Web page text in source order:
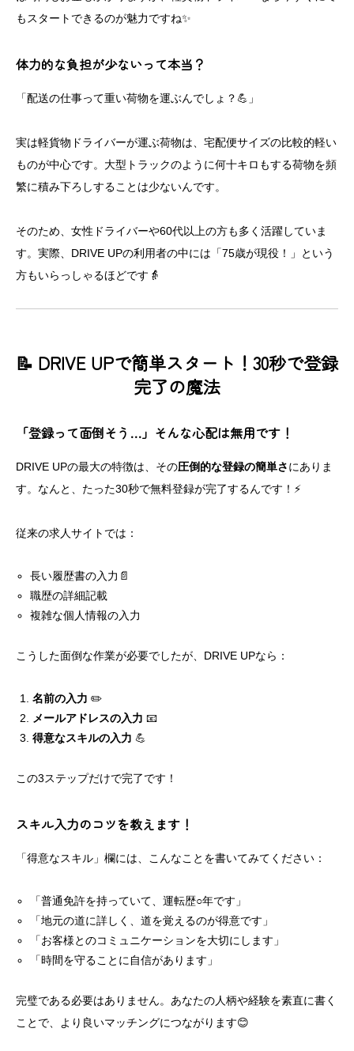
もスタートできるのが魅力ですね✨
体力的な負担が少ないって本当？
「配送の仕事って重い荷物を運ぶんでしょ？💪」
実は軽貨物ドライバーが運ぶ荷物は、宅配便サイズの比較的軽い
ものが中心です。大型トラックのように何十キロもする荷物を頻
繁に積み下ろしすることは少ないんです。
そのため、女性ドライバーや60代以上の方も多く活躍していま
す。実際、DRIVE UPの利用者の中には「75歳が現役！」という
方もいらっしゃるほどです👵
📝 DRIVE UPで簡単スタート！30秒で登録
完了の魔法
「登録って面倒そう…」そんな心配は無用です！
DRIVE UPの最大の特徴は、その圧倒的な登録の簡単さにありま
す。なんと、たった30秒で無料登録が完了するんです！⚡
従来の求人サイトでは：
長い履歴書の入力📄
職歴の詳細記載
複雑な個人情報の入力
こうした面倒な作業が必要でしたが、DRIVE UPなら：
名前の入力 ✏️
メールアドレスの入力 📧
得意なスキルの入力 💪
この3ステップだけで完了です！
スキル入力のコツを教えます！
「得意なスキル」欄には、こんなことを書いてみてください：
「普通免許を持っていて、運転歴○年です」
「地元の道に詳しく、道を覚えるのが得意です」
「お客様とのコミュニケーションを大切にします」
「時間を守ることに自信があります」
完璧である必要はありません。あなたの人柄や経験を素直に書く
ことで、より良いマッチングにつながります😊